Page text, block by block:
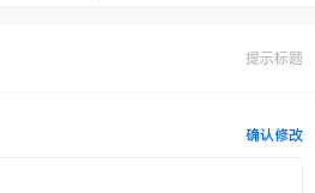
提示标题
确认修改